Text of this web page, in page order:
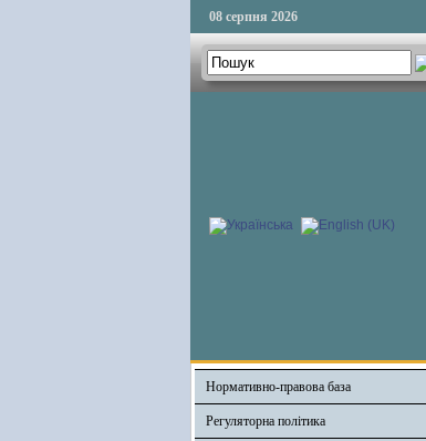
08 серпня 2026
Нормативно-правова база
Регуляторна політика